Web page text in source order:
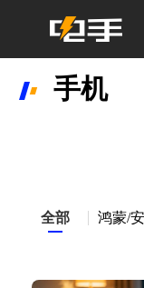
手机
全部 鸿蒙/